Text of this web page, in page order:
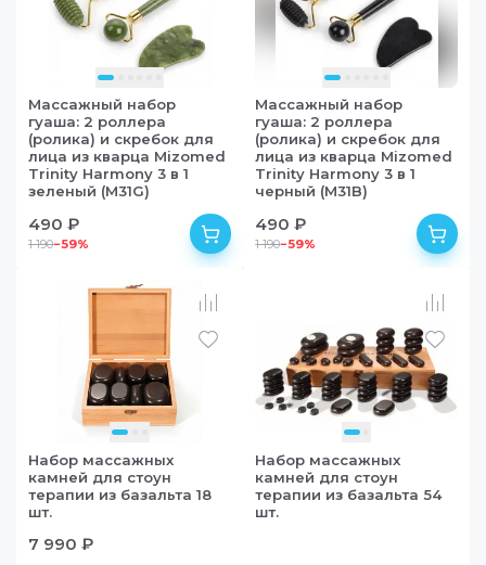
Массажный набор
гуаша: 2 роллера
(ролика) и скребок для
лица из кварца Mizomed
Trinity Harmony 3 в 1
зеленый (M31G)
490 ₽
1 190−59%
Массажный набор
гуаша: 2 роллера
(ролика) и скребок для
лица из кварца Mizomed
Trinity Harmony 3 в 1
черный (M31B)
490 ₽
1 190−59%
Набор массажных
камней для стоун
терапии из базальта 18
шт.
7 990 ₽
Набор массажных
камней для стоун
терапии из базальта 54
шт.